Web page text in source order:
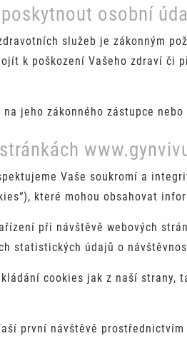
osobní
služeb je zákonným
k poškození Vašeho zdraví či
jeho zákonného zástupce
Vaše soukromí a
které mohou obsahovat
při návštěvě webových
statistických údajů o
cookies jak z naší
první návštěvě